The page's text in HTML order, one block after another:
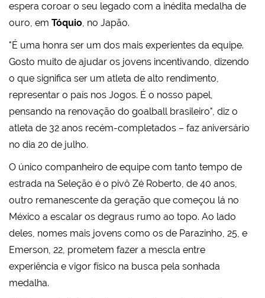
espera coroar o seu legado com a inédita medalha de
ouro, em Tóquio, no Japão.
"É uma honra ser um dos mais experientes da equipe.
Gosto muito de ajudar os jovens incentivando, dizendo
o que significa ser um atleta de alto rendimento,
representar o país nos Jogos. É o nosso papel,
pensando na renovação do goalball brasileiro", diz o
atleta de 32 anos recém-completados – faz aniversário
no dia 20 de julho.
O único companheiro de equipe com tanto tempo de
estrada na Seleção é o pivô Zé Roberto, de 40 anos,
outro remanescente da geração que começou lá no
México a escalar os degraus rumo ao topo. Ao lado
deles, nomes mais jovens como os de Parazinho, 25, e
Emerson, 22, prometem fazer a mescla entre
experiência e vigor físico na busca pela sonhada
medalha.